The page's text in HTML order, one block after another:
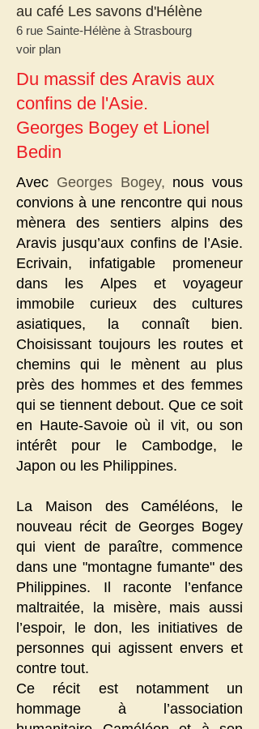
au café Les savons d'Hélène
6 rue Sainte-Hélène à Strasbourg
voir plan
Du massif des Aravis aux
confins de l'Asie.​
Georges Bogey et Lionel
Bedin
Avec Georges Bogey, nous vous
convions à une rencontre qui nous
mènera des sentiers alpins des
Aravis jusqu’aux confins de l’Asie.
Ecrivain, infatigable promeneur
dans les Alpes et voyageur
immobile curieux des cultures
asiatiques, la connaît bien.
Choisissant toujours les routes et
chemins qui le mènent au plus
près des hommes et des femmes
qui se tiennent debout. Que ce soit
en Haute-Savoie où il vit, ou son
intérêt pour le Cambodge, le
Japon ou les Philippines.
La Maison des Caméléons, le
nouveau récit de Georges Bogey
qui vient de paraître, commence
dans une "montagne fumante" des
Philippines. Il raconte l’enfance
maltraitée, la misère, mais aussi
l’espoir, le don, les initiatives de
personnes qui agissent envers et
contre tout.
Ce récit est notamment un
hommage à l’association